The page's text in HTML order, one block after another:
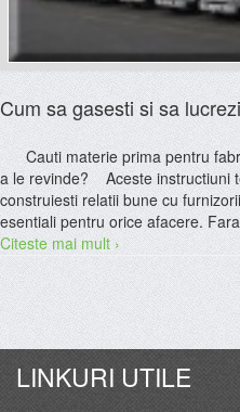
Cum sa gasesti si sa
Cauti materie prima pentru
a le revinde? Aceste instructiuni
construiesti relatii bune cu
esentiali pentru orice afacere.
Citeste mai mult ›
LINKURI UTILE